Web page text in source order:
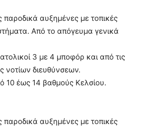
παροδικά αυξημένες με τοπικές
Από το απόγευμα γενικά
3 με 4 μποφόρ και από τις
νοτίων διευθύνσεων.
10 έως 14 βαθμούς Κελσίου.
παροδικά αυξημένες με τοπικές